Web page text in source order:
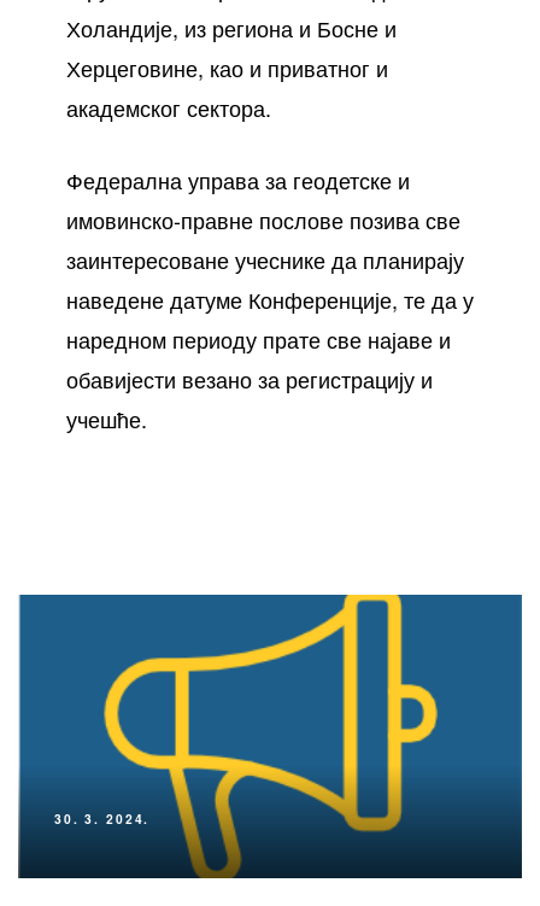
Холандије, из региона и Босне и
Херцеговине, као и приватног и
академског сектора.
Федерална управа за геодетске и
имовинско-правне послове позива све
заинтересоване учеснике да планирају
наведене датуме Конференције, те да у
наредном периоду прате све најаве и
обавијести везано за регистрацију и
учешће.
30. 3. 2024.